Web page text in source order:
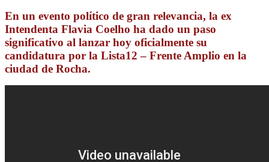
En un evento político de gran relevancia, la ex
Intendenta Flavia Coelho ha dado un paso
significativo al lanzar hoy oficialmente su
candidatura por la Lista12 – Frente Amplio en la
ciudad de Rocha.